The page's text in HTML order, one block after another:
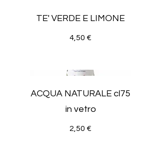
TE' VERDE E LIMONE
4,50 €
ACQUA NATURALE cl75
in vetro
2,50 €